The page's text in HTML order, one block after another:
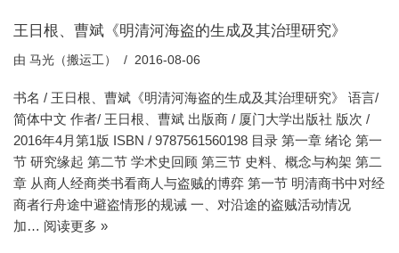
王日根、曹斌《明清河海盗的生成及其治理研究》
由 马光（搬运工） 2016-08-06
书名 / 王日根、曹斌《明清河海盗的生成及其治理研究》 语言/
简体中文 作者/ 王日根、曹斌 出版商 / 厦门大学出版社 版次 /
2016年4月第1版 ISBN / 9787561560198 目录 第一章 绪论 第一
节 研究缘起 第二节 学术史回顾 第三节 史料、概念与构架 第二
章 从商人经商类书看商人与盗贼的博弈 第一节 明清商书中对经
商者行舟途中避盗情形的规诫 一、对沿途的盗贼活动情况
加… 阅读更多 »